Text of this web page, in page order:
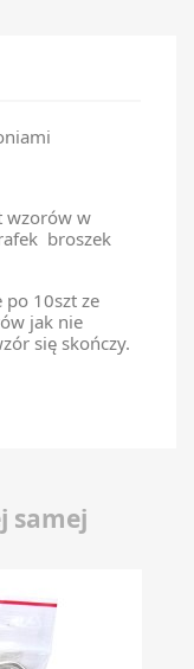
wzorów w
broszek
10szt ze
jak nie
się skończy.
samej